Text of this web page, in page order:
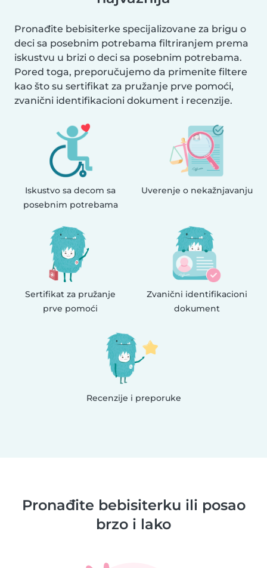
Pronađite bebisiterke specijalizovane za brigu o
deci sa posebnim potrebama filtriranjem prema
iskustvu u brizi o deci sa posebnim potrebama.
Pored toga, preporučujemo da primenite filtere
kao što su sertifikat za pružanje prve pomoći,
zvanični identifikacioni dokument i recenzije.
Iskustvo sa decom sa
posebnim potrebama
Uverenje o nekažnjavanju
Sertifikat za pružanje
prve pomoći
Zvanični identifikacioni
dokument
Recenzije i preporuke
Pronađite bebisiterku ili posao
brzo i lako